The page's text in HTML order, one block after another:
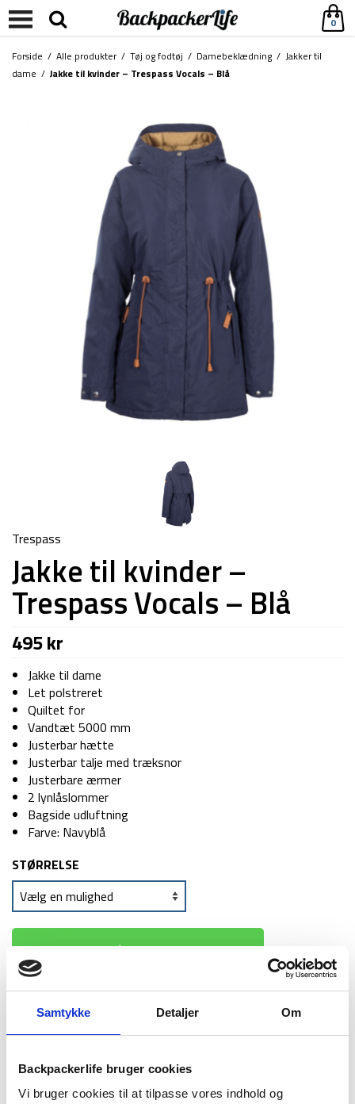
Samtykke Detaljer Om
Backpackerlife bruger cookies
Vi bruger cookies til at tilpasse vores indhold og
0
Forside / Alle produkter/ Tøj og fodtøj / Damebeklædning / Jakker til
dame / Jakke til kvinder – Trespass Vocals – Blå
Trespass
Jakke til kvinder –
Trespass Vocals – Blå
495kr
Jakke til dame
Let polstreret
Quiltet for
Vandtæt 5000 mm
Justerbar hætte
Justerbar talje med træksnor
Justerbare ærmer
2 lynlåslommer
Bagside udluftning
Farve: Navyblå
STØRRELSE
TILFØJ TIL KURV
1-2 dages
levering
Fri fragt over
100 dages